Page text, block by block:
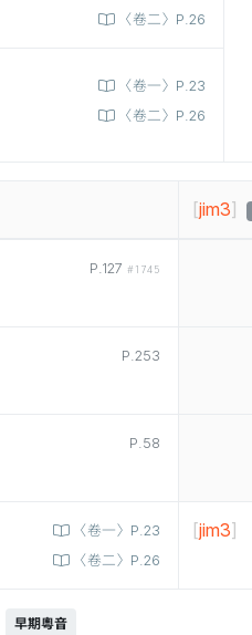
〈卷二〉P.26
〈卷一〉P.23
〈卷二〉P.26
[jim3]
P.127 #1745
P.253
P.58
〈卷一〉P.23
〈卷二〉P.26
[jim3]
早期粵音